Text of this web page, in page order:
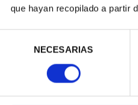
que hayan recopilado a partir
consentimiento
NECESARIAS
4 Productos